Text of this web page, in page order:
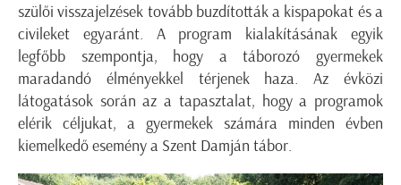
szülői visszajelzések tovább buzdították a kispapokat és a
civileket egyaránt. A program kialakításának egyik
legfőbb szempontja, hogy a táborozó gyermekek
maradandó élményekkel térjenek haza. Az évközi
látogatások során az a tapasztalat, hogy a programok
elérik céljukat, a gyermekek számára minden évben
kiemelkedő esemény a Szent Damján tábor.